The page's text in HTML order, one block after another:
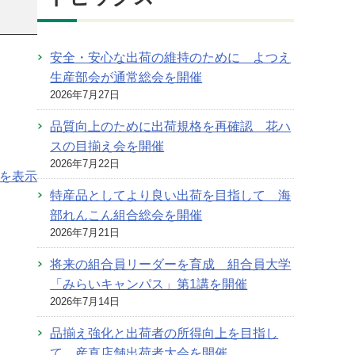
表示
安全・安心な出荷の維持のために よつえ
生産部会が通常総会を開催
2026年7月27日
品質向上のために出荷規格を再確認 花ハ
スの目揃え会を開催
2026年7月22日
特産品としてより良い出荷を目指して 海
部れんこん組合総会を開催
2026年7月21日
将来の組合員リーダーを育成 組合員大学
「みらいキャンパス」第1講を開催
2026年7月14日
品揃え強化と出荷者の所得向上を目指し